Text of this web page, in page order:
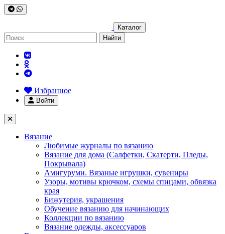
Каталог
Найти
Избранное
Войти
Вязание
Любимые журналы по вязанию
Вязание для дома (Салфетки, Скатерти, Пледы,
Покрывала)
Амигуруми. Вязаные игрушки, сувениры
Узоры, мотивы крючком, схемы спицами, обвязка
края
Бижутерия, украшения
Обучение вязанию для начинающих
Коллекции по вязанию
Вязание одежды, аксессуаров